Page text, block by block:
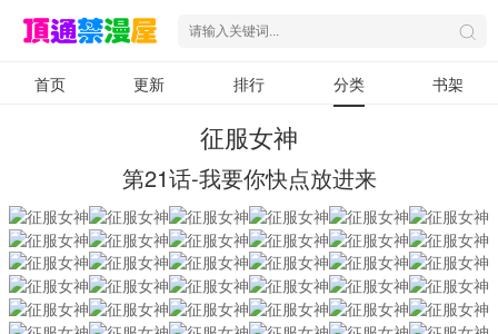
首页 更新 排行 分类 书架
征服女神
第21话-我要你快点放进来